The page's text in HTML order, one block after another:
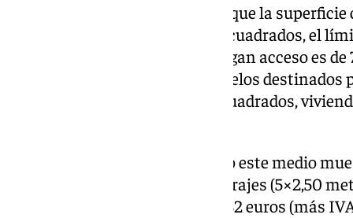
Entre estas condiciones, están que la
construcción es de 150 metros cuadrados, el
permite en las familias que tengan acceso es de
promovidas solo en aquellos suelos
pública de más de 110 metros cuadrados,
El plano al que ha tenido acceso este medio
metros cuadrados útiles, dos garajes (5×2,50
cuadrados) y un precio 231.927,32 euros (más